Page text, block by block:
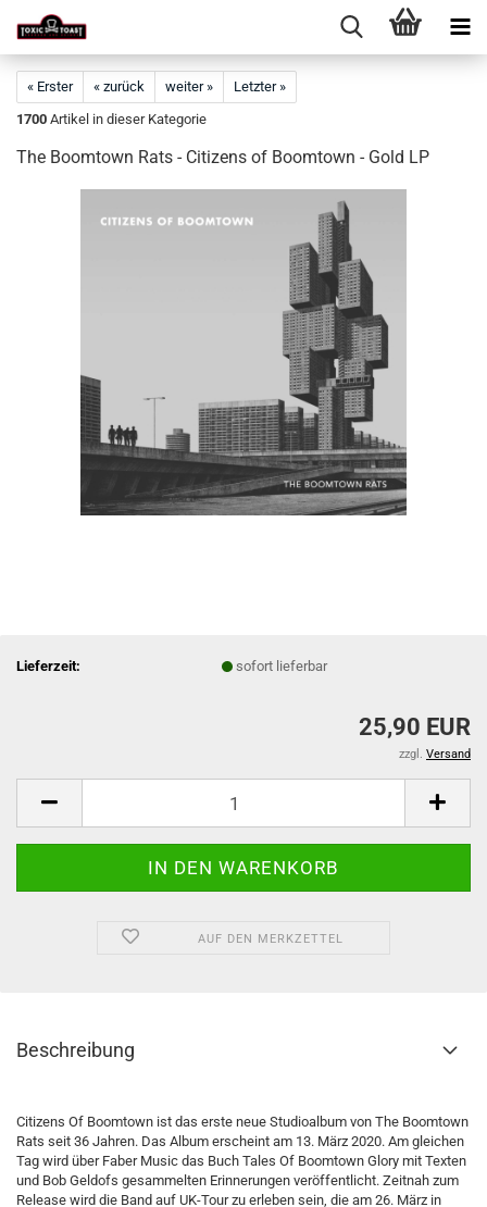
« Erster « zurück weiter »
Letzter »
1700 Artikel in dieser Kategorie
The Boomtown Rats - Citizens of Boomtown - Gold LP
Lieferzeit: sofort lieferbar
25,90 EUR
zzgl. Versand
AUF DEN MERKZETTEL
Beschreibung
Citizens Of Boomtown ist das erste neue Studioalbum von The Boomtown
Rats seit 36 Jahren. Das Album erscheint am 13. März 2020. Am gleichen
Tag wird über Faber Music das Buch Tales Of Boomtown Glory mit Texten
und Bob Geldofs gesammelten Erinnerungen veröffentlicht. Zeitnah zum
Release wird die Band auf UK-Tour zu erleben sein, die am 26. März in